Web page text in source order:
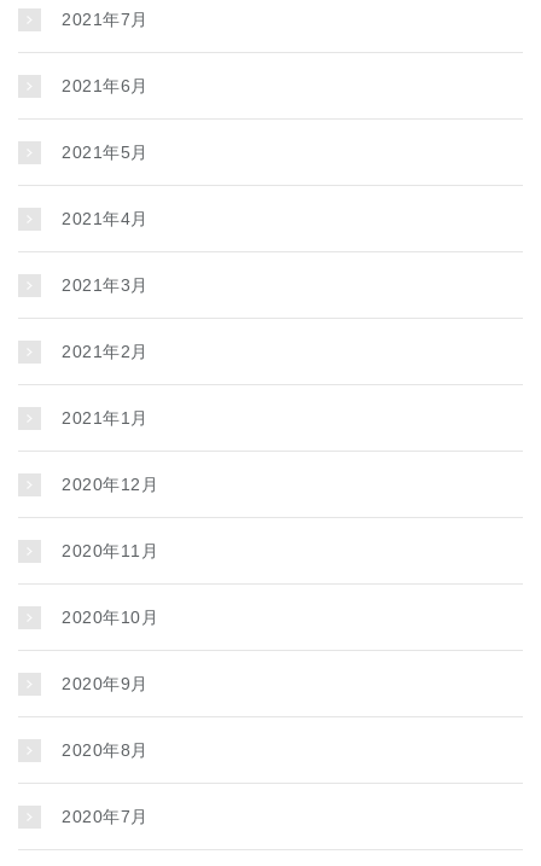
2021年7月
2021年6月
2021年5月
2021年4月
2021年3月
2021年2月
2021年1月
2020年12月
2020年11月
2020年10月
2020年9月
2020年8月
2020年7月